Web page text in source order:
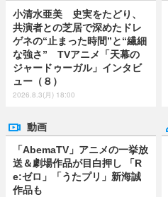
小清水亜美 史実をたどり、
共演者との芝居で深めたドレ
ゲネの“止まった時間”と“繊細
な強さ” TVアニメ「天幕の
ジャードゥーガル」インタビ
ュー（８）
2026.8.3(月) 18:00
動画
「AbemaTV」アニメの一挙放
送＆劇場作品が目白押し 「R
e:ゼロ」「うたプリ」新海誠
作品も